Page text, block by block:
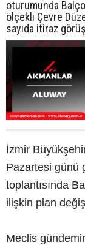
oturumunda
ölçekli Çevre
sayıda itiraz
İzmir
Pazartesi günü
toplantısında
ilişkin plan
Meclis